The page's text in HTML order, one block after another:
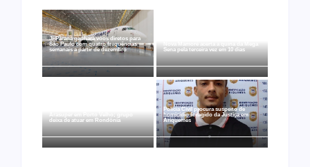
Ji-Paraná ganhará voos diretos para
São Paulo com quatro frequências
semanais a partir de dezembro
Sena pela terceira vez em 10 dias
deixa de atuar em Rondônia
Polícia Civil procura suspeito de
homicídio foragido da Justiça em
Ariquemes